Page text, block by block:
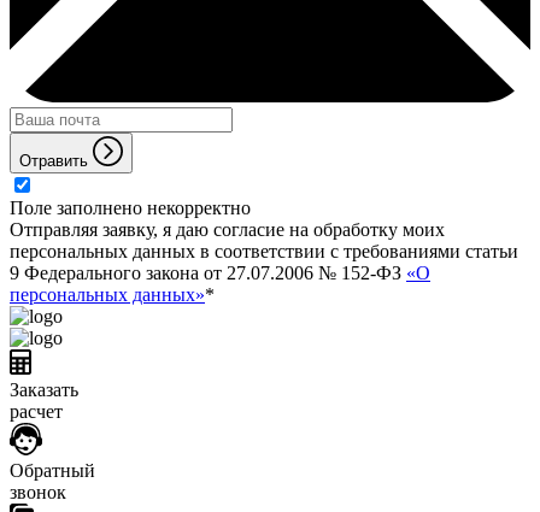
Отравить
Поле заполнено некорректно
Отправляя заявку, я даю согласие на обработку моих
персональных данных в соответствии с требованиями статьи
9 Федерального закона от 27.07.2006 № 152-ФЗ «О
персональных данных»*
Заказать
расчет
Обратный
звонок